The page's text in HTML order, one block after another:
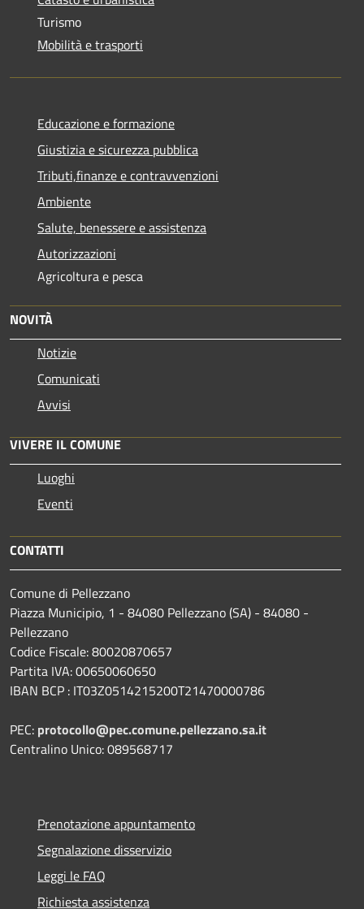
Turismo
Mobilità e trasporti
Educazione e formazione
Giustizia e sicurezza pubblica
Tributi,finanze e contravvenzioni
Ambiente
Salute, benessere e assistenza
Autorizzazioni
Agricoltura e pesca
NOVITÀ
Notizie
Comunicati
Avvisi
VIVERE IL COMUNE
Luoghi
Eventi
CONTATTI
Comune di Pellezzano
Piazza Municipio, 1 - 84080 Pellezzano (SA) - 84080 -
Pellezzano
Codice Fiscale: 80020870657
Partita IVA: 00650060650
IBAN BCP : IT03Z0514215200T21470000786
PEC: protocollo@pec.comune.pellezzano.sa.it
Centralino Unico: 089568717
Prenotazione appuntamento
Segnalazione disservizio
Leggi le FAQ
Richiesta assistenza